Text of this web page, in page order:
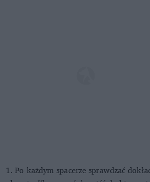
1. Po każdym spacerze sprawdzać